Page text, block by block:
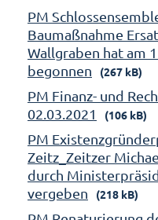
PM
Baumaßnahme
Wallgraben hat am
begonnen
(267 kB)
PM Finanz- und
02.03.2021
(106 kB)
PM
Zeitz_Zeitzer
durch
vergeben
(218 kB)